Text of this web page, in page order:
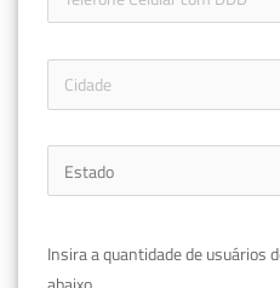
Insira a quantidade de usuários